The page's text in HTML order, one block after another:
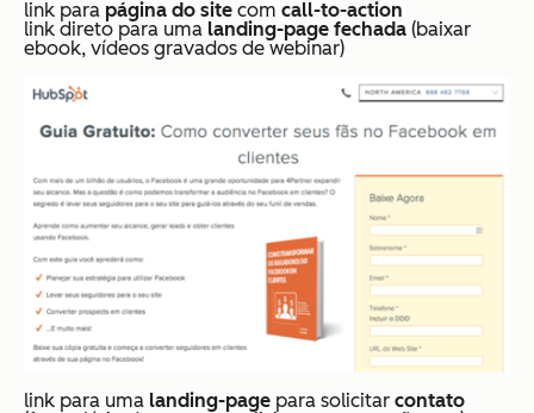
link para página do site com call-to-action
link direto para uma landing-page fechada (baixar
ebook, vídeos gravados de webinar)
link para uma landing-page para solicitar contato